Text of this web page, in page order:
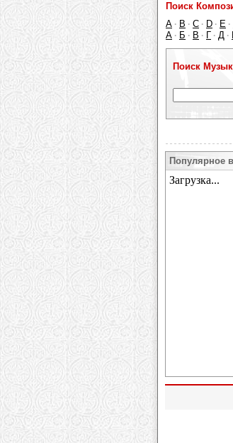
Поиск
A · B · C · D · E ·
А · Б · В · Г · Д ·
Поиск
Популярное